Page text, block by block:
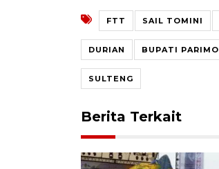
FTT SAIL TOMINI
DURIAN BUPATI PARIMO
SULTENG
Berita Terkait